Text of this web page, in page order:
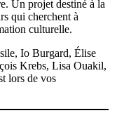
Un projet destiné à la
qui cherchent à
culturelle.
Io Burgard, Élise
Krebs, Lisa Ouakil,
lors de vos